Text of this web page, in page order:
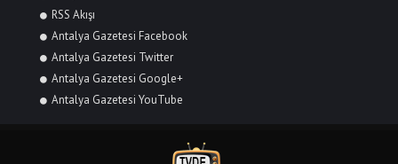
RSS Akışı
Antalya Gazetesi Facebook
Antalya Gazetesi Twitter
Antalya Gazetesi Google+
Antalya Gazetesi YouTube